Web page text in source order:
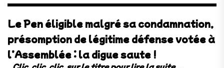
Le Pen éligible malgré sa condamnation,
présomption de légitime défense votée à
l’Assemblée : la digue saute !